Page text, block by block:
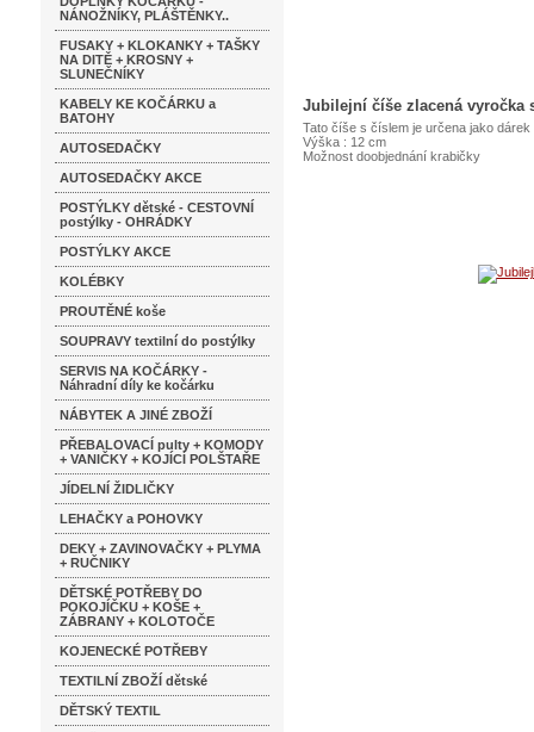
NÁNOŽNÍKY, PLÁŠTĚNKY..
FUSAKY + KLOKANKY + TAŠKY
NA DITĚ + KROSNY +
SLUNEČNÍKY
KABELY KE KOČÁRKU a
BATOHY
AUTOSEDAČKY
AUTOSEDAČKY AKCE
POSTÝLKY dětské - CESTOVNÍ
postýlky - OHRÁDKY
POSTÝLKY AKCE
KOLÉBKY
PROUTĚNÉ koše
SOUPRAVY textilní do postýlky
SERVIS NA KOČÁRKY -
Náhradní díly ke kočárku
NÁBYTEK A JINÉ ZBOŽÍ
PŘEBALOVACÍ pulty + KOMODY
+ VANIČKY + KOJÍCÍ POLŠTAŘE
JÍDELNÍ ŽIDLIČKY
LEHAČKY a POHOVKY
DEKY + ZAVINOVAČKY + PLYMA
+ RUČNIKY
DĚTSKÉ POTŘEBY DO
POKOJÍČKU + KOŠE +
ZÁBRANY + KOLOTOČE
KOJENECKÉ POTŘEBY
TEXTILNÍ ZBOŽÍ dětské
DĚTSKÝ TEXTIL
Jubilejní číše zlacená vyročka
Tato číše s číslem je určena jako dárek
Výška : 12 cm
Možnost doobjednání krabičky